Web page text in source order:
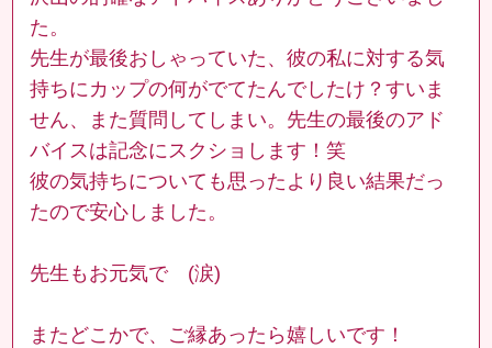
た。
先生が最後おしゃっていた、彼の私に対する気
持ちにカップの何がでてたんでしたけ？すいま
せん、また質問してしまい。先生の最後のアド
バイスは記念にスクショします！笑
彼の気持ちについても思ったより良い結果だっ
たので安心しました。
先生もお元気で (涙)
またどこかで、ご縁あったら嬉しいです！